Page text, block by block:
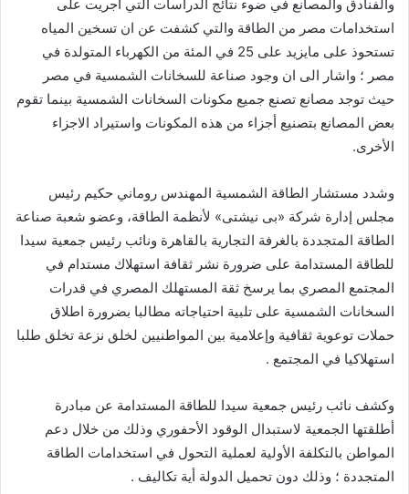
والفنادق والمصانع في ضوء نتائج الدراسات التي اجريت على
استخدامات مصر من الطاقة والتي كشفت عن ان تسخين المياه
تستحوذ على مايزيد على 25 في المئة من الكهرباء المتولدة في
مصر ؛ واشار الى ان وجود صناعة للسخانات الشمسية في مصر
حيث توجد مصانع تصنع جميع مكونات السخانات الشمسية بينما تقوم
بعض المصانع بتصنيع أجزاء من هذه المكونات واستيراد الاجزاء
الأخرى.
وشدد مستشار الطاقة الشمسية المهندس روماني حكيم رئيس
مجلس إدارة شركة «بى نيشتى» لأنظمة الطاقة، وعضو شعبة صناعة
الطاقة المتجددة بالغرفة التجارية بالقاهرة ونائب رئيس جمعية سيدا
للطاقة المستدامة على ضرورة نشر ثقافة استهلاك مستدام في
المجتمع المصري بما يرسخ ثقة المستهلك المصري في قدرات
السخانات الشمسية على تلبية احتياجاته مطالبا بضرورة اطلاق
حملات توعوية ثقافية وإعلامية بين المواطنيين لخلق نزعة تخلق طلبا
استهلاكيا في المجتمع .
وكشف نائب رئيس جمعية سيدا للطاقة المستدامة عن مبادرة
أطلقتها الجمعية لاستبدال الوقود الأحفوري وذلك من خلال دعم
المواطن بالتكلفة الأولية لعملية التحول في استخدامات الطاقة
المتجددة ؛ وذلك دون تحميل الدولة أية تكاليف .